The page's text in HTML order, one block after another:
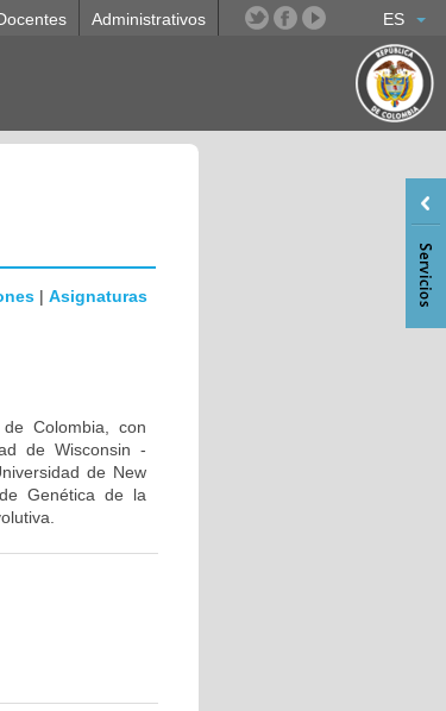
ES
Administrativos
| Asignaturas
Colombia, con
de Wisconsin -
de New
Genética de la